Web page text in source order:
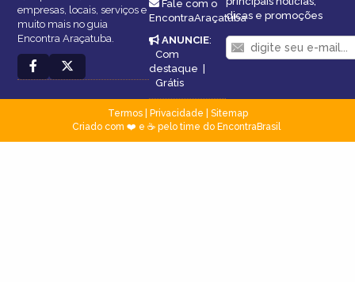
empresas, locais, serviços e
muito mais no guia
Encontra Araçatuba.
Fale com o
EncontraAraçatuba
ANUNCIE:
Com
destaque
Grátis
dicas e promoções
Termos| Privacidade
Sitemap
Criado com ❤️ e ☕ pelo time do EncontraBrasil